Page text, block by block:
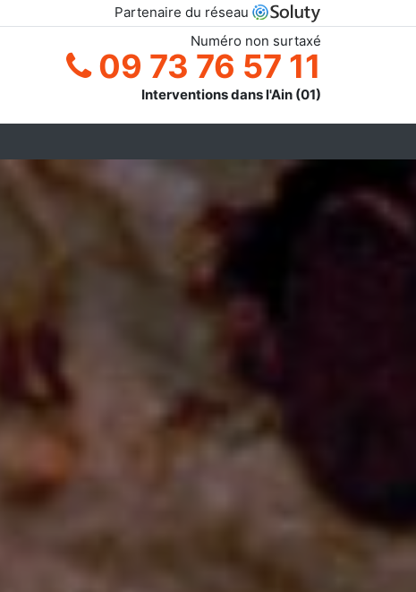
Partenaire du réseau
Numéro non surtaxé
09 73 76 57 11
Interventions dans l'Ain (01)